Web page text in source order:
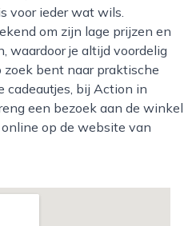
voor ieder wat wils.
om zijn lage prijzen en
waardoor je altijd voordelig
zoek bent naar praktische
cadeautjes, bij Action in
een bezoek aan de winkel
op de website van